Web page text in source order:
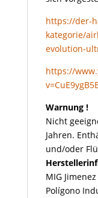
https://der-
kategorie/
evolution-
https://
Warnung !
Nicht
Jahren.
und/oder
MIG Jimenez
Polígono